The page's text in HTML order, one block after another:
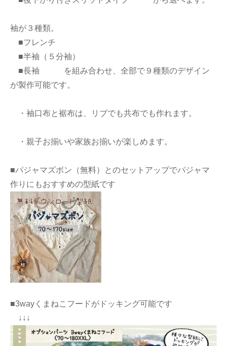
袖が３種類。
■フレンチ
■半袖（５分袖）
■長袖 を組み合わせ、全部で９種類のデザイン
が製作可能です。
・袖口布と裾布は、リブでも共布でも作れます。
・親子お揃いや家族お揃いが楽しめます。
■パジャマズボン（無料）とのセットアップでパジャマ
作りにもおすすめの型紙です
■3wayくまねこフードがドッキング可能です
↓↓↓